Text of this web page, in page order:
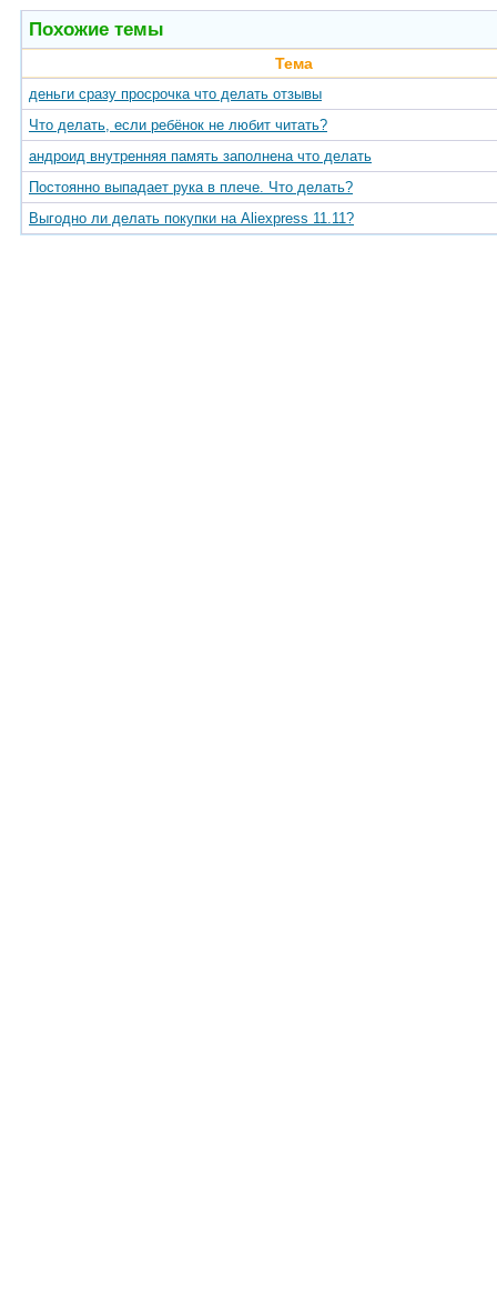
Похожие темы
Тема
деньги сразу просрочка что делать отзывы
Что делать, если ребёнок не любит читать?
андроид внутренняя память заполнена что делать
Постоянно выпадает рука в плече. Что делать?
Выгодно ли делать покупки на Aliexpress 11.11?